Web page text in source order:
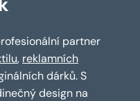
partner
, reklamních
dárků. S
design na